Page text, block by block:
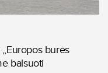
burės
balsuoti